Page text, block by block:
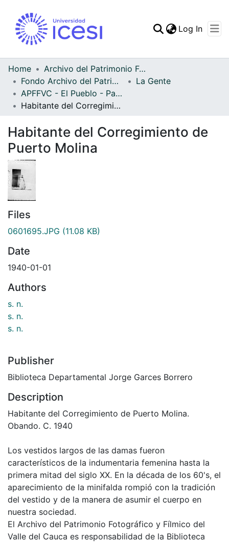
Statistics
Log In
Home
Archivo del Patrimonio Fotográfico y Fílmico del Valle del Cauca
Fondo Archivo del Patrimonio Fotográfico y Fílmico del Valle del Cauca
La Gente
APFFVC - El Pueblo - Patrimonial
Habitante del Corregimiento de Puerto Molina
Habitante del Corregimiento de
Puerto Molina
Files
0601695.JPG (11.08 KB)
Date
1940-01-01
Authors
s. n.
s. n.
s. n.
Publisher
Biblioteca Departamental Jorge Garces Borrero
Description
Habitante del Corregimiento de Puerto Molina.
Obando. C. 1940
Los vestidos largos de las damas fueron
característicos de la indumentaria femenina hasta la
primera mitad del siglo XX. En la década de los 60's, el
aparecimiento de la minifalda rompió con la tradición
del vestido y de la manera de asumir el cuerpo en
nuestra sociedad.
El Archivo del Patrimonio Fotográfico y Fílmico del
Valle del Cauca es responsabilidad de la Biblioteca